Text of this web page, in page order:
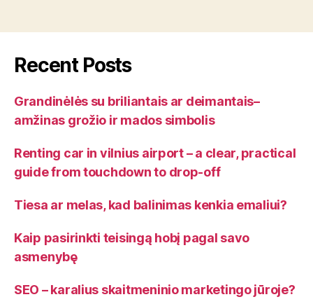
Recent Posts
Grandinėlės su briliantais ar deimantais–
amžinas grožio ir mados simbolis
Renting car in vilnius airport – a clear, practical
guide from touchdown to drop-off
Tiesa ar melas, kad balinimas kenkia emaliui?
Kaip pasirinkti teisingą hobį pagal savo
asmenybę
SEO – karalius skaitmeninio marketingo jūroje?